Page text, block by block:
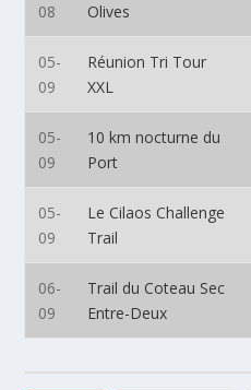
08
Olives
05-
09
Réunion Tri Tour
XXL
05-
09
10 km nocturne du
Port
05-
09
Le Cilaos Challenge
Trail
06-
09
Trail du Coteau Sec
Entre-Deux